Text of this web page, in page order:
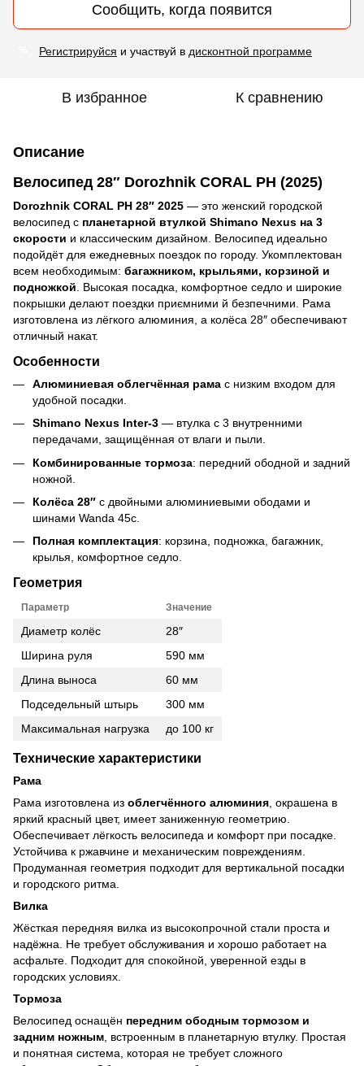
Сообщить, когда появится
Регистрируйся и участвуй в дисконтной программе
В избранное К сравнению
Описание
Велосипед 28″ Dorozhnik CORAL PH (2025)
Dorozhnik CORAL PH 28″ 2025 — это женский городской
велосипед с планетарной втулкой Shimano Nexus на 3
скорости и классическим дизайном. Велосипед идеально
подойдёт для ежедневных поездок по городу. Укомплектован
всем необходимым: багажником, крыльями, корзиной и
подножкой . Высокая посадка, комфортное седло и широкие
покрышки делают поездки приємними й безпечними. Рама
изготовлена из лёгкого алюминия, а колёса 28″ обеспечивают
отличный накат.
Особенности
Алюминиевая облегчённая рама с низким входом для
удобной посадки.
Shimano Nexus Inter-3 — втулка с 3 внутренними
передачами, защищённая от влаги и пыли.
Комбинированные тормоза: передний ободной и задний
ножной.
Колёса 28″ с двойными алюминиевыми ободами и
шинами Wanda 45с.
Полная комплектация: корзина, подножка, багажник,
крылья, комфортное седло.
Геометрия
Параметр Значение
Диаметр колёс
28″
Ширина руля
590 мм
Длина выноса
60 мм
Подседельный штырь
300 мм
Максимальная нагрузка
до 100 кг
Технические характеристики
Рама
Рама изготовлена из облегчённого алюминия , окрашена в
яркий красный цвет, имеет заниженную геометрию.
Обеспечивает лёгкость велосипеда и комфорт при посадке.
Устойчива к ржавчине и механическим повреждениям.
Продуманная геометрия подходит для вертикальной посадки
и городского ритма.
Вилка
Жёсткая передняя вилка из высокопрочной стали проста и
надёжна. Не требует обслуживания и хорошо работает на
асфальте. Подходит для спокойной, уверенной езды в
городских условиях.
Тормоза
Велосипед оснащён передним ободным тормозом и
задним ножным , встроенным в планетарную втулку. Простая
и понятная система, которая не требует сложного